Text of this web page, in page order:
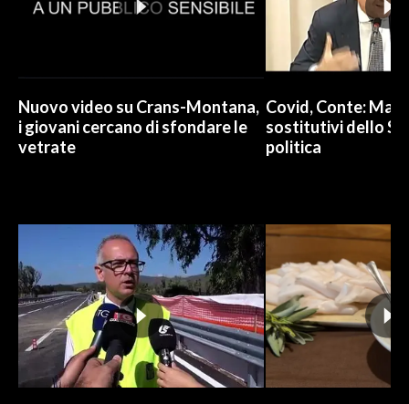
Nuovo video su Crans-Montana,
i giovani cercano di sfondare le
vetrate
Covid, Conte: Mai
sostitutivi dello
politica